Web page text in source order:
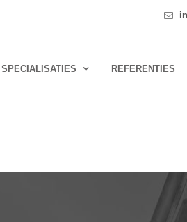
SPECIALISATIES REFERENTIES